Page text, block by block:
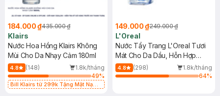
184.000 ₫435.000 ₫
Klairs
Nước Hoa Hồng Klairs Không
Mùi Cho Da Nhạy Cảm 180ml
4.8 (148)
1.8k/tháng
49%
Bill Klairs từ 299k Tặng Mặt Nạ
149.000 ₫249.000 ₫
L'Oreal
Nước Tẩy Trang L'Oreal Tươi
Mát Cho Da Dầu, Hỗn Hợp
400ml
4.8 (298)
1.8k/tháng
64%